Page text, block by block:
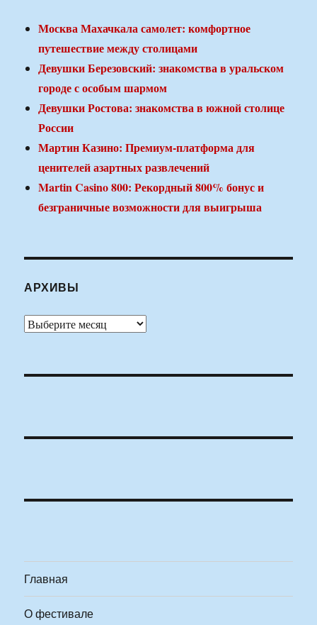
Москва Махачкала самолет: комфортное
путешествие между столицами
Девушки Березовский: знакомства в уральском
городе с особым шармом
Девушки Ростова: знакомства в южной столице
России
Мартин Казино: Премиум-платформа для
ценителей азартных развлечений
Martin Casino 800: Рекордный 800% бонус и
безграничные возможности для выигрыша
АРХИВЫ
Архивы
Главная
О фестивале